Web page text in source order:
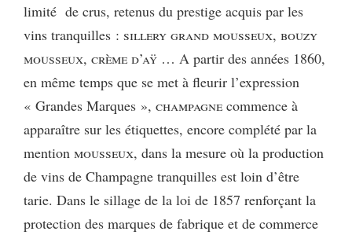
limité de crus, retenus du prestige acquis par les
vins tranquilles : sillery grand mousseux, bouzy
mousseux, crème d’aÿ … A partir des années 1860,
en même temps que se met à fleurir l’expression
« Grandes Marques », champagne commence à
apparaître sur les étiquettes, encore complété par la
mention mousseux, dans la mesure où la production
de vins de Champagne tranquilles est loin d’être
tarie. Dans le sillage de la loi de 1857 renforçant la
protection des marques de fabrique et de commerce